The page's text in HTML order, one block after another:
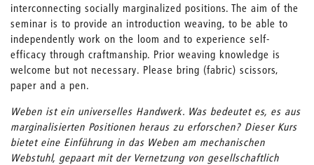
interconnecting socially marginalized positions. The aim of the
seminar is to provide an introduction weaving, to be able to
independently work on the loom and to experience self-
efficacy through craftmanship. Prior weaving knowledge is
welcome but not necessary. Please bring (fabric) scissors,
paper and a pen.
Weben ist ein universelles Handwerk. Was bedeutet es, es aus
marginalisierten Positionen heraus zu erforschen? Dieser Kurs
bietet eine Einführung in das Weben am mechanischen
Webstuhl, gepaart mit der Vernetzung von gesellschaftlich